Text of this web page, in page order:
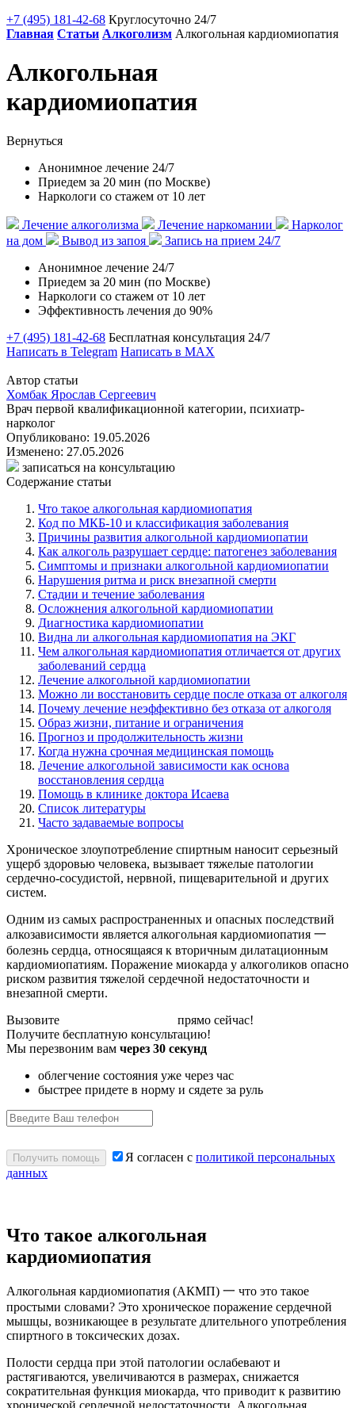
+7 (495) 181-42-68 Круглосуточно 24/7
Главная Статьи Алкоголизм Алкогольная кардиомиопатия
Алкогольная
кардиомиопатия
Вернуться
Анонимное лечение 24/7
Приедем за 20 мин (по Москве)
Наркологи со стажем от 10 лет
Лечение алкоголизма Лечение наркомании
Нарколог
на дом
Вывод из запоя
Запись на прием 24/7
Анонимное лечение 24/7
Приедем за 20 мин (по Москве)
Наркологи со стажем от 10 лет
Эффективность лечения до 90%
+7 (495) 181-42-68 Бесплатная консультация 24/7
Написать в Telegram Написать в MAX
Автор статьи
Хомбак Ярослав Сергеевич
Врач первой квалификационной категории, психиатр-
нарколог
Опубликовано: 19.05.2026
Изменено: 27.05.2026
записаться на консультацию
Содержание статьи
Что такое алкогольная кардиомиопатия
Код по МКБ-10 и классификация заболевания
Причины развития алкогольной кардиомиопатии
Как алкоголь разрушает сердце: патогенез заболевания
Симптомы и признаки алкогольной кардиомиопатии
Нарушения ритма и риск внезапной смерти
Стадии и течение заболевания
Осложнения алкогольной кардиомиопатии
Диагностика кардиомиопатии
Видна ли алкогольная кардиомиопатия на ЭКГ
Чем алкогольная кардиомиопатия отличается от других
заболеваний сердца
Лечение алкогольной кардиомиопатии
Можно ли восстановить сердце после отказа от алкоголя
Почему лечение неэффективно без отказа от алкоголя
Образ жизни, питание и ограничения
Прогноз и продолжительность жизни
Когда нужна срочная медицинская помощь
Лечение алкогольной зависимости как основа
восстановления сердца
Помощь в клинике доктора Исаева
Список литературы
Часто задаваемые вопросы
Хроническое злоупотребление спиртным наносит серьезный
ущерб здоровью человека, вызывает тяжелые патологии
сердечно-сосудистой, нервной, пищеварительной и других
систем.
Одним из самых распространенных и опасных последствий
алкозависимости является алкогольная кардиомиопатия 一
болезнь сердца, относящаяся к вторичным дилатационным
кардиомиопатиям. Поражение миокарда у алкоголиков опасно
риском развития тяжелой сердечной недостаточности и
внезапной смерти.
Вызовите
прямо сейчас!
Получите бесплатную консультацию!
Мы перезвоним вам через 30 секунд
облегчение состояния уже через час
быстрее придете в норму и сядете за руль
Получить помощь Я согласен с политикой персональных
данных
Что такое алкогольная
кардиомиопатия
Алкогольная кардиомиопатия (АКМП) 一 что это такое
простыми словами? Это хроническое поражение сердечной
мышцы, возникающее в результате длительного употребления
спиртного в токсических дозах.
Полости сердца при этой патологии ослабевают и
растягиваются, увеличиваются в размерах, снижается
сократительная функция миокарда, что приводит к развитию
хронической сердечной недостаточности. Алкогольная